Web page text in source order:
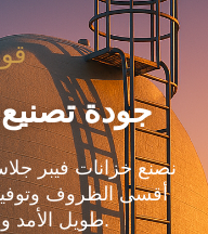
جودة
نصنع خزانات فيبر
أقسى الظروف
طويل الأمد وأداء يمكن الاعتماد عليه.